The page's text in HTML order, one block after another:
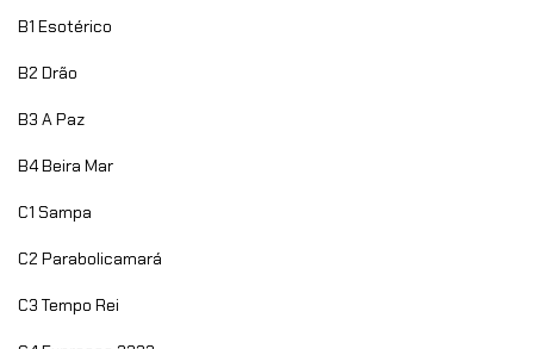
B1 Esotérico
B2 Drão
B3 A Paz
B4Beira Mar
C1 Sampa
C2 Parabolicamará
C3 Tempo Rei